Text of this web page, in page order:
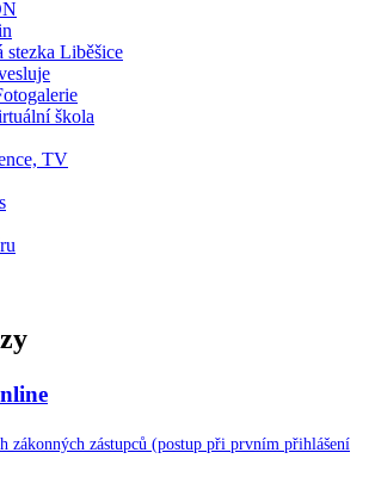
stezka Liběšice
škola
TV
zákonných zástupců (postup při prvním přihlášení